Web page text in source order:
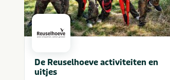
De Reuselhoeve activiteiten en
uitjes